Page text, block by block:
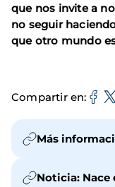
que nos invite a
no seguir
que otro mundo
Compartir en
Más
Noticia: Nace